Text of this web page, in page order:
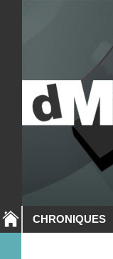
CHRONIQUES